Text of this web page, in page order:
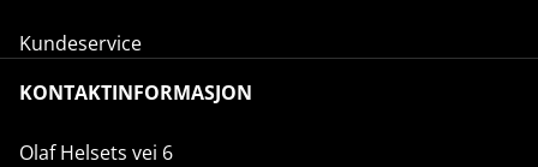
Kundeservice
KONTAKTINFORMASJON
Olaf Helsets vei 6